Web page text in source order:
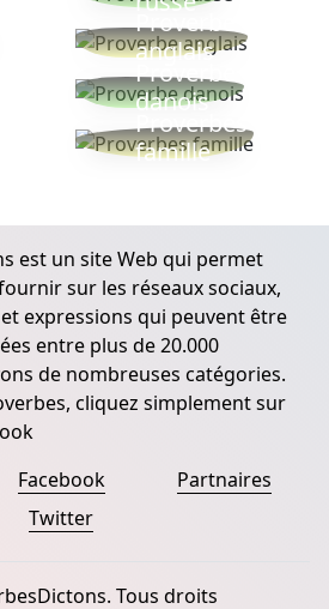
Proverbe
anglais
Proverbe
danois
Proverbes
famille
est un site Web qui permet
sur les réseaux sociaux,
expressions qui peuvent être
entre plus de 20.000
de nombreuses catégories.
cliquez simplement sur
Facebook
Twitter
Partnaires
Tous droits